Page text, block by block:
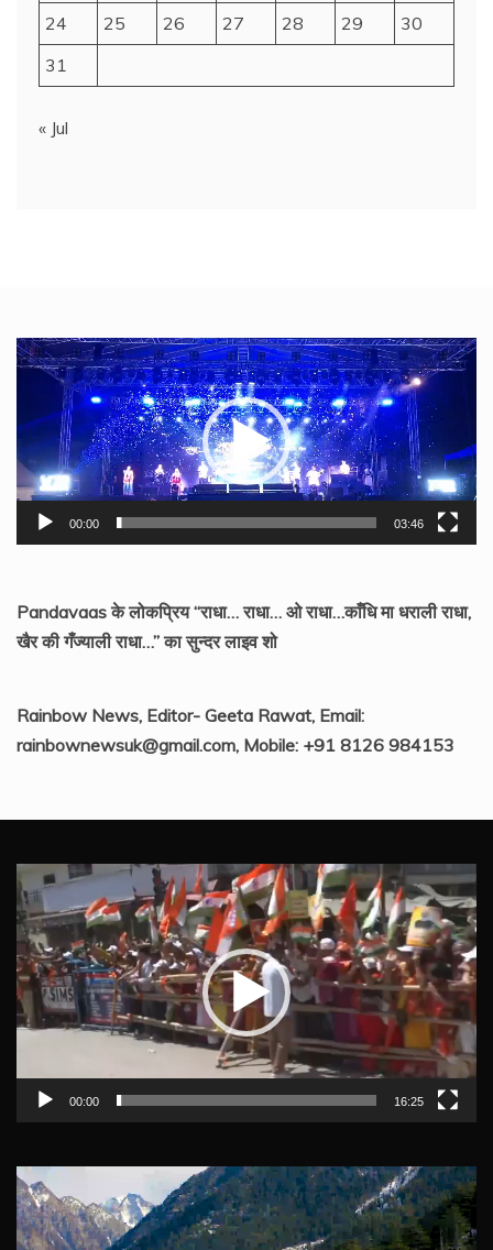
24
25 26 27 28 29
30
31
« Jul
Video
Player
00:00 03:46
Pandavaas के लोकप्रिय “राधा… राधा… ओ राधा…काँधि मा धराली राधा,
खैर की गँज्याली राधा…” का सुन्दर लाइव शो
Rainbow News, Editor- Geeta Rawat, Email:
rainbownewsuk@gmail.com, Mobile: +91 8126 984153
Video
Player
00:00 16:25
Video
Player